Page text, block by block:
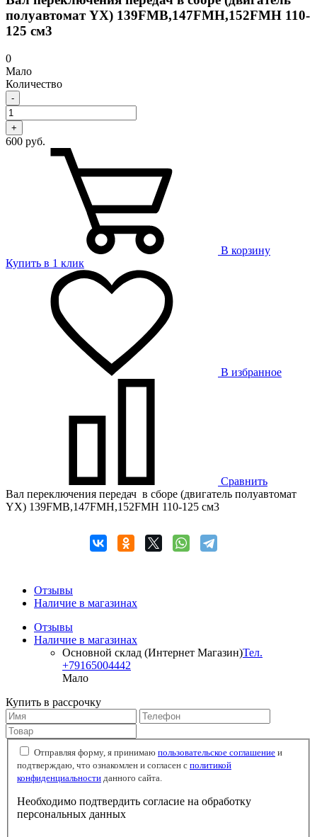
полуавтомат YX) 139FMB,147FMH,152FMH 110-
125 см3
0
Мало
Количество
-
+
600 руб.
В корзину
Купить в 1 клик
В избранное
Сравнить
Вал переключения передач в сборе (двигатель полуавтомат
YX) 139FMB,147FMH,152FMH 110-125 см3
Отзывы
Наличие в магазинах
Отзывы
Наличие в магазинах
Основной склад (Интернет Магазин)Тел.
+79165004442
Мало
Купить в рассрочку
Отправляя форму, я принимаю пользовательское соглашение и
подтверждаю, что ознакомлен и согласен с политикой
конфиденциальности данного сайта.
Необходимо подтвердить согласие на обработку
персональных данных